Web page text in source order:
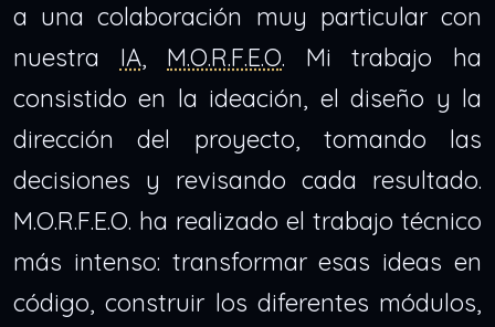
a una colaboración muy particular con
nuestra IA, M.O.R.F.E.O. Mi trabajo ha
consistido en la ideación, el diseño y la
dirección del proyecto, tomando las
decisiones y revisando cada resultado.
M.O.R.F.E.O. ha realizado el trabajo técnico
más intenso: transformar esas ideas en
código, construir los diferentes módulos,